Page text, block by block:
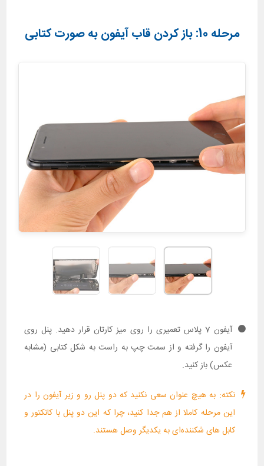
مرحله 10: باز کردن قاب آیفون به صورت کتابی
آیفون 7 پلاس تعمیری را روی میز کارتان قرار دهید. پنل روی
آیفون را گرفته و از سمت چپ به راست به شکل کتابی (مشابه
عکس) باز کنید.
نکته: به هیچ عنوان سعی نکنید که دو پنل رو و زیر آیفون را در
این مرحله کاملا از هم جدا کنید، چرا که این دو پنل با کانکتور و
کابل های شکننده‌ای به یکدیگر وصل هستند.